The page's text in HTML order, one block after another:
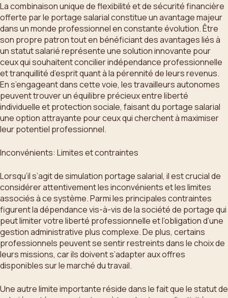
La combinaison unique de flexibilité et de sécurité financière
offerte par le portage salarial constitue un avantage majeur
dans un monde professionnel en constante évolution. Être
son propre patron tout en bénéficiant des avantages liés à
un statut salarié représente une solution innovante pour
ceux qui souhaitent concilier indépendance professionnelle
et tranquillité d’esprit quant à la pérennité de leurs revenus.
En s’engageant dans cette voie, les travailleurs autonomes
peuvent trouver un équilibre précieux entre liberté
individuelle et protection sociale, faisant du portage salarial
une option attrayante pour ceux qui cherchent à maximiser
leur potentiel professionnel.
Inconvénients: Limites et contraintes
Lorsqu’il s’agit de simulation portage salarial, il est crucial de
considérer attentivement les inconvénients et les limites
associés à ce système. Parmi les principales contraintes
figurent la dépendance vis-à-vis de la société de portage qui
peut limiter votre liberté professionnelle et l’obligation d’une
gestion administrative plus complexe. De plus, certains
professionnels peuvent se sentir restreints dans le choix de
leurs missions, car ils doivent s’adapter aux offres
disponibles sur le marché du travail.
Une autre limite importante réside dans le fait que le statut de